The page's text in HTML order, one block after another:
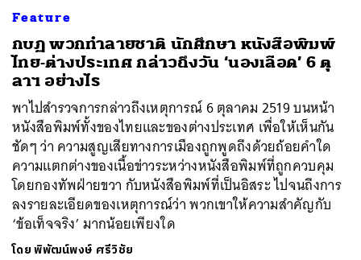
Feature
กบฏ พวกทำลายชาติ นักศึกษา หนังสือพิมพ์
ไทย-ต่างประเทศ กล่าวถึงวัน ‘นองเลือด’ 6 ตุ
ลาฯ อย่างไร
พาไปสำรวจการกล่าวถึงเหตุการณ์ 6 ตุลาคม 2519 บนหน้า
หนังสือพิมพ์ทั้งของไทยและของต่างประเทศ เพื่อให้เห็นกัน
ชัดๆ ว่า ความสูญเสียทางการเมืองถูกพูดถึงด้วยถ้อยคำใด
ความแตกต่างของเนื้อข่าวระหว่างหนังสือพิมพ์ที่ถูกควบคุม
โดยกองทัพฝ่ายขวา กับหนังสือพิมพ์ที่เป็นอิสระ ไปจนถึงการ
ลงรายละเอียดของเหตุการณ์ว่า พวกเขาให้ความสำคัญกับ
‘ข้อเท็จจริง’ มากน้อยเพียงใด
โดยพิพัฒน์พงษ์ ศรีวิชัย